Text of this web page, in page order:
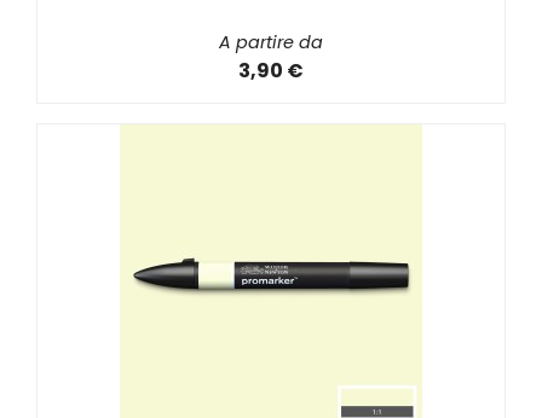
A partire da
3,90 €